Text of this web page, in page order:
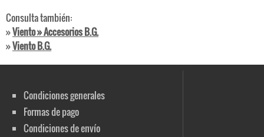
Consulta también:
»Viento » Accesorios B.G.
»Viento B.G.
Condiciones generales
Formas de pago
Condiciones de envío